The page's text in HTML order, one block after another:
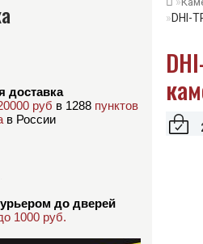
доставка
руб в 1288 пунктов
в России
до дверей
1000 руб.
DHI-